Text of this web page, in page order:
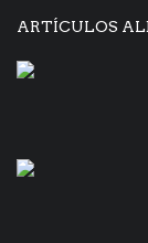
ARTÍCULOS